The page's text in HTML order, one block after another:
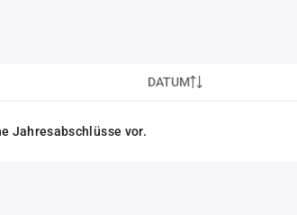
DATUM
Jahresabschlüsse vor.